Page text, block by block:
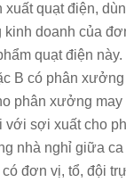
quạt điện,
doanh của
quạt điện này.
B có phân
phân xưởng
với sợi xuất cho
nhà nghỉ giữa
đơn vị, tổ, đội